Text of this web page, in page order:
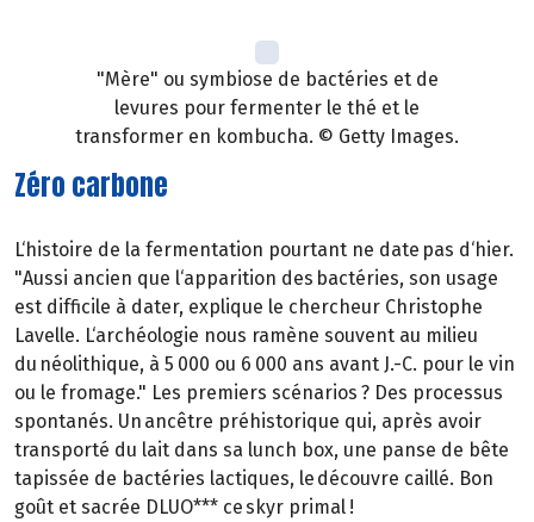
"Mère" ou symbiose de bactéries et de
levures pour fermenter le thé et le
transformer en kombucha. © Getty Images.
Zéro carbone
L‘histoire de la fermentation pourtant ne date pas d‘hier.
"Aussi ancien que l‘apparition des bactéries, son usage
est difficile à dater, explique le chercheur Christophe
Lavelle. L‘archéologie nous ramène souvent au milieu
du néolithique, à 5 000 ou 6 000 ans avant J.-C. pour le vin
ou le fromage." Les premiers scénarios ? Des processus
spontanés. Un ancêtre préhistorique qui, après avoir
transporté du lait dans sa lunch box, une panse de bête
tapissée de bactéries lactiques, le découvre caillé. Bon
goût et sacrée DLUO*** ce skyr primal !